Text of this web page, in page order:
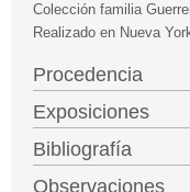
Colección familia
Realizado en Nueva
Procedencia
Exposiciones
Bibliografía
Observaciones